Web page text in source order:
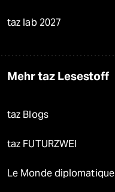
taz lab 2027
Mehr taz Lesestoff
taz Blogs
taz FUTURZWEI
Le Monde diplomatique